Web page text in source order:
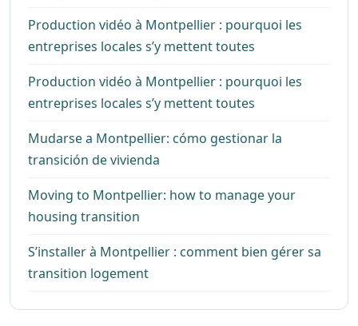
Production vidéo à Montpellier : pourquoi les
entreprises locales s’y mettent toutes
Production vidéo à Montpellier : pourquoi les
entreprises locales s’y mettent toutes
Mudarse a Montpellier: cómo gestionar la
transición de vivienda
Moving to Montpellier: how to manage your
housing transition
S’installer à Montpellier : comment bien gérer sa
transition logement